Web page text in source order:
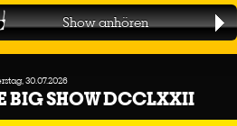
Show anhören
30.07.2026
BIG SHOW DCCLXXII